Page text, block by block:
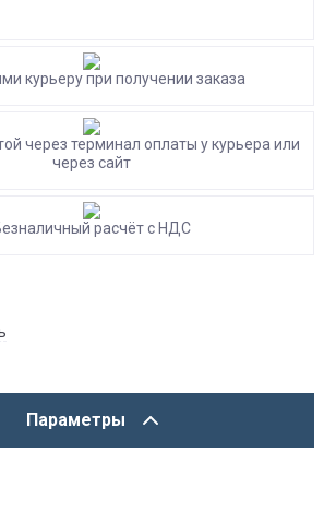
курьеру при получении заказа
через терминал оплаты у курьера или
через сайт
расчёт с НДС
Параметры